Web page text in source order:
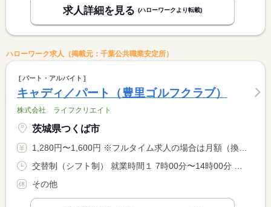
求人詳細を見る (ハローワークより転載)
ハローワーク求人（掲載元：千葉公共職業安定所）
パート・アルバイト
キャディ／パート（豊里ゴルフクラブ）
株式会社 ライフクリエイト
茨城県つくば市
1,280円〜1,600円 ※フルタイム求人の場合は月額（換算額）、パート求人の場合は時間額を表示しています。
交替制（シフト制） 就業時間１ 7時00分〜14時00分 就業時間２ 8時00分〜15時00分 就業時間３ 9時00分〜16時00分
その他